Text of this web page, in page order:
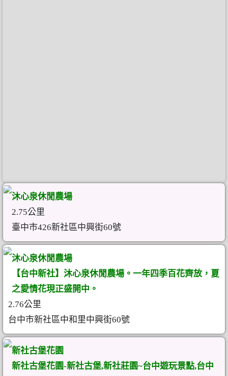
沐心泉休閒農場
2.75公里
臺中市426新社區中興街60號
沐心泉休閒農場
【台中新社】沐心泉休閒農場。一年四季百花齊放，夏
之愛情花現正盛開中。
2.76公里
台中市新社區中和里中興街60號
新社古堡花園
新社古堡花園-新社古堡,新社莊園~台中遊玩景點,台中